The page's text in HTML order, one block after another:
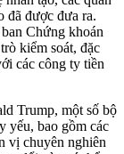
được đưa ra.
Chứng khoán
kiểm soát, đặc
các công ty tiền
Trump, một số bộ
yếu, bao gồm các
vị chuyên nghiên